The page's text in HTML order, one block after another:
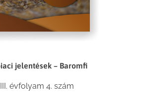
jelentések – Baromfi
évfolyam 4. szám